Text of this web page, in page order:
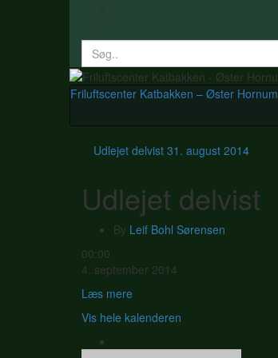
Search
for:
Friluftscenter Katbakken – Øster Hornum
Udlejet delvist 31. august 2014
Udlejet delvist
By Leif Bohl Sørensen
Udlejet
delvist
00:00
4. september 2014
Læs mere
Vis hele kalenderen